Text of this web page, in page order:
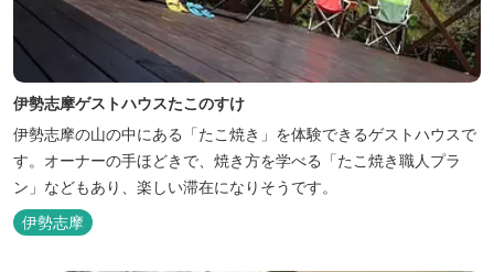
伊勢志摩ゲストハウスたこのすけ
伊勢志摩の山の中にある「たこ焼き」を体験できるゲストハウスで
す。オーナーの手ほどきで、焼き方を学べる「たこ焼き職人プラ
ン」などもあり、楽しい滞在になりそうです。
伊勢志摩